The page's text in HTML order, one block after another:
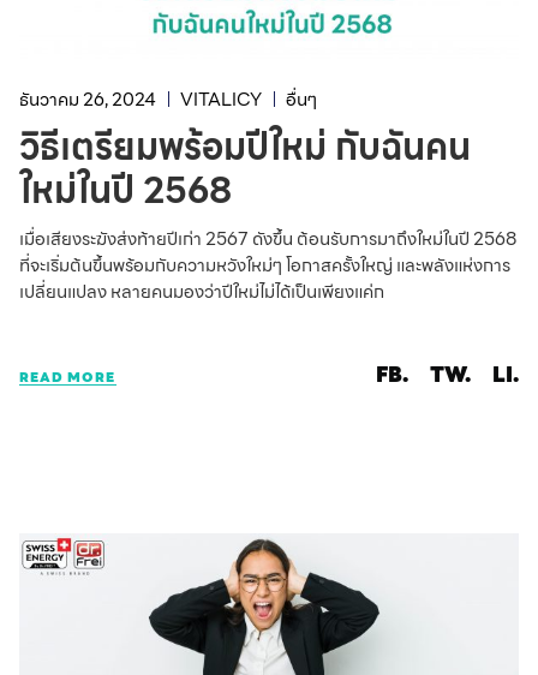
ธันวาคม 26, 2024 VITALICY อื่นๆ
วิธีเตรียมพร้อมปีใหม่ กับฉันคน
ใหม่ในปี 2568
เมื่อเสียงระฆังส่งท้ายปีเก่า 2567 ดังขึ้น ต้อนรับการมาถึงใหม่ในปี 2568
ที่จะเริ่มต้นขึ้นพร้อมกับความหวังใหม่ๆ โอกาสครั้งใหญ่ และพลังแห่งการ
เปลี่ยนแปลง หลายคนมองว่าปีใหม่ไม่ได้เป็นเพียงแค่ก
READ MORE FB. TW. LI.